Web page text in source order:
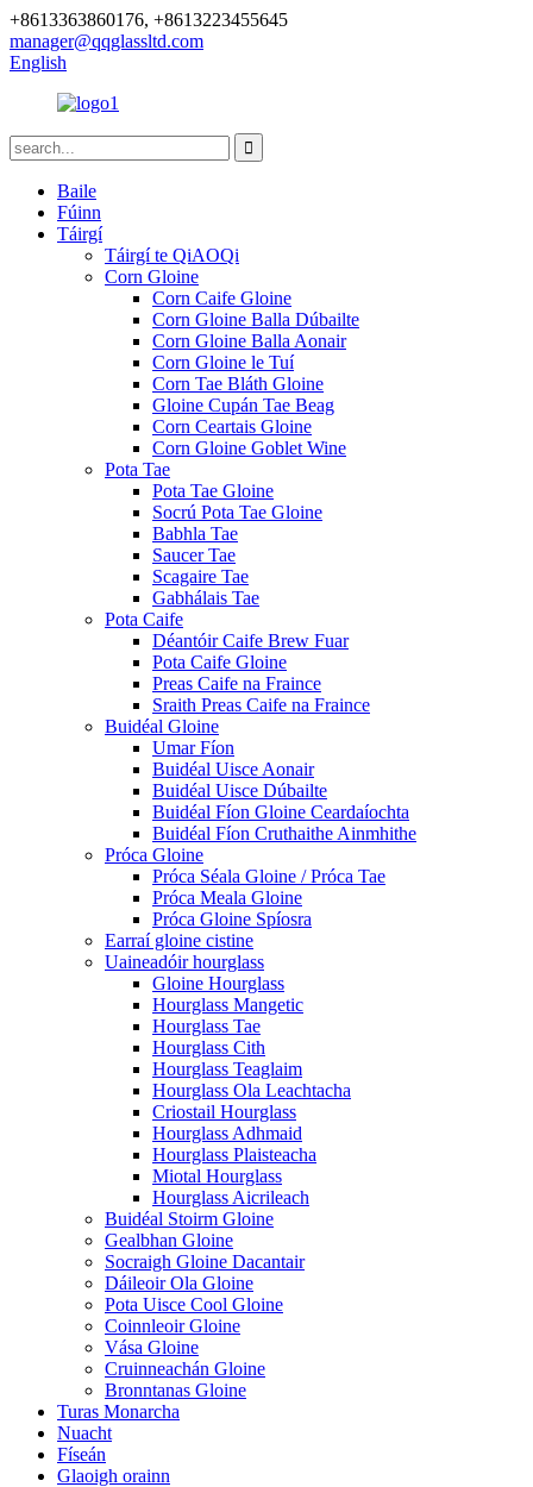
+8613363860176, +8613223455645
manager@qqglassltd.com
English
Baile
Fúinn
Táirgí
Táirgí te QiAOQi
Corn Gloine
Corn Caife Gloine
Corn Gloine Balla Dúbailte
Corn Gloine Balla Aonair
Corn Gloine le Tuí
Corn Tae Bláth Gloine
Gloine Cupán Tae Beag
Corn Ceartais Gloine
Corn Gloine Goblet Wine
Pota Tae
Pota Tae Gloine
Socrú Pota Tae Gloine
Babhla Tae
Saucer Tae
Scagaire Tae
Gabhálais Tae
Pota Caife
Déantóir Caife Brew Fuar
Pota Caife Gloine
Preas Caife na Fraince
Sraith Preas Caife na Fraince
Buidéal Gloine
Umar Fíon
Buidéal Uisce Aonair
Buidéal Uisce Dúbailte
Buidéal Fíon Gloine Ceardaíochta
Buidéal Fíon Cruthaithe Ainmhithe
Próca Gloine
Próca Séala Gloine / Próca Tae
Próca Meala Gloine
Próca Gloine Spíosra
Earraí gloine cistine
Uaineadóir hourglass
Gloine Hourglass
Hourglass Mangetic
Hourglass Tae
Hourglass Cith
Hourglass Teaglaim
Hourglass Ola Leachtacha
Criostail Hourglass
Hourglass Adhmaid
Hourglass Plaisteacha
Miotal Hourglass
Hourglass Aicrileach
Buidéal Stoirm Gloine
Gealbhan Gloine
Socraigh Gloine Dacantair
Dáileoir Ola Gloine
Pota Uisce Cool Gloine
Coinnleoir Gloine
Vása Gloine
Cruinneachán Gloine
Bronntanas Gloine
Turas Monarcha
Nuacht
Físeán
Glaoigh orainn